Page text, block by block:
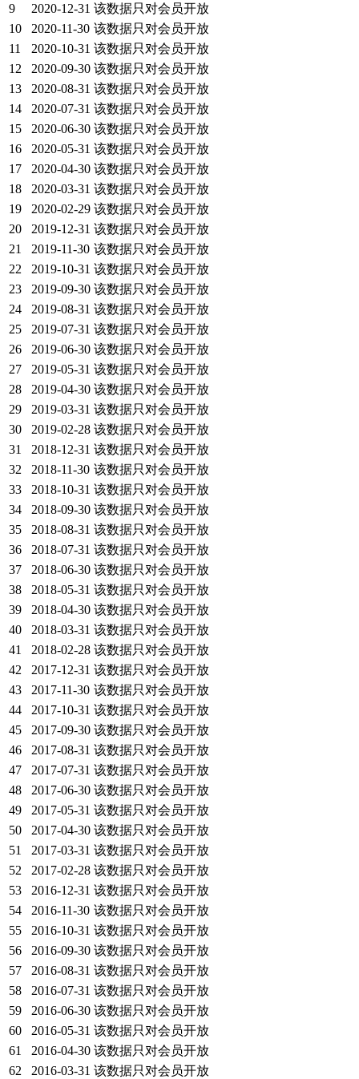
9
2020-12-31 该数据只对会员开放
10
2020-11-30 该数据只对会员开放
11
2020-10-31 该数据只对会员开放
12
2020-09-30 该数据只对会员开放
13
2020-08-31 该数据只对会员开放
14
2020-07-31 该数据只对会员开放
15
2020-06-30 该数据只对会员开放
16
2020-05-31 该数据只对会员开放
17
2020-04-30 该数据只对会员开放
18
2020-03-31 该数据只对会员开放
19
2020-02-29 该数据只对会员开放
20
2019-12-31 该数据只对会员开放
21
2019-11-30 该数据只对会员开放
22
2019-10-31 该数据只对会员开放
23
2019-09-30 该数据只对会员开放
24
2019-08-31 该数据只对会员开放
25
2019-07-31 该数据只对会员开放
26
2019-06-30 该数据只对会员开放
27
2019-05-31 该数据只对会员开放
28
2019-04-30 该数据只对会员开放
29
2019-03-31 该数据只对会员开放
30
2019-02-28 该数据只对会员开放
31
2018-12-31 该数据只对会员开放
32
2018-11-30 该数据只对会员开放
33
2018-10-31 该数据只对会员开放
34
2018-09-30 该数据只对会员开放
35
2018-08-31 该数据只对会员开放
36
2018-07-31 该数据只对会员开放
37
2018-06-30 该数据只对会员开放
38
2018-05-31 该数据只对会员开放
39
2018-04-30 该数据只对会员开放
40
2018-03-31 该数据只对会员开放
41
2018-02-28 该数据只对会员开放
42
2017-12-31 该数据只对会员开放
43
2017-11-30 该数据只对会员开放
44
2017-10-31 该数据只对会员开放
45
2017-09-30 该数据只对会员开放
46
2017-08-31 该数据只对会员开放
47
2017-07-31 该数据只对会员开放
48
2017-06-30 该数据只对会员开放
49
2017-05-31 该数据只对会员开放
50
2017-04-30 该数据只对会员开放
51
2017-03-31 该数据只对会员开放
52
2017-02-28 该数据只对会员开放
53
2016-12-31 该数据只对会员开放
54
2016-11-30 该数据只对会员开放
55
2016-10-31 该数据只对会员开放
56
2016-09-30 该数据只对会员开放
57
2016-08-31 该数据只对会员开放
58
2016-07-31 该数据只对会员开放
59
2016-06-30 该数据只对会员开放
60
2016-05-31 该数据只对会员开放
61
2016-04-30 该数据只对会员开放
62
2016-03-31 该数据只对会员开放